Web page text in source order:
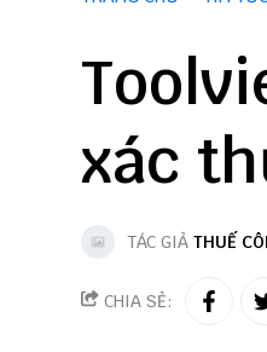
xác
TÁC GIẢ THUẾ
CHIA SẺ: